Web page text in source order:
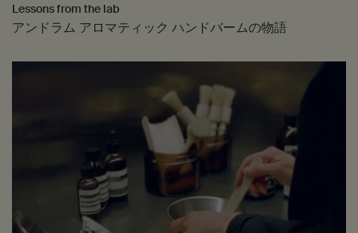
Lessons from the lab
アンドラム アロマティック ハンドバームの物語